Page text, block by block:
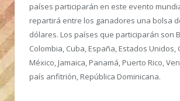
países participarán en este evento
repartirá entre los ganadores una bolsa
dólares. Los países que participarán son
Colombia, Cuba, España, Estados Unidos,
México, Jamaica, Panamá, Puerto Rico,
país anfitrión, República Dominicana.